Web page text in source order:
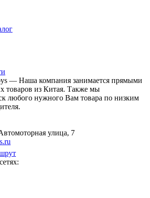
— Наша компания занимается прямыми
товаров из Китая. Также мы
любого нужного Вам товара по низким
улица, 7